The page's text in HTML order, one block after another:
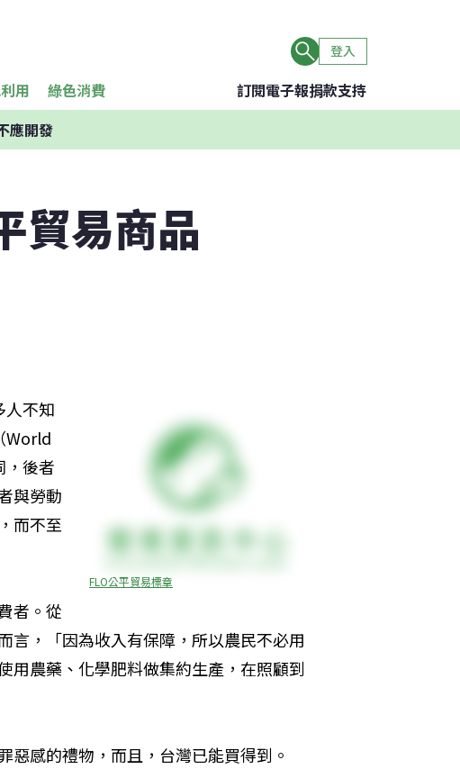
登入
用 綠色消費 訂閱電子報捐款支持
應開發
貿易商品
FLO公平貿易標章
人不知
World
，後者
與勞動
而不至
者。從
言，「因為收入有保障，所以農民不必用
用農藥、化學肥料做集約生產，在照顧到
惡感的禮物，而且，台灣已能買得到。